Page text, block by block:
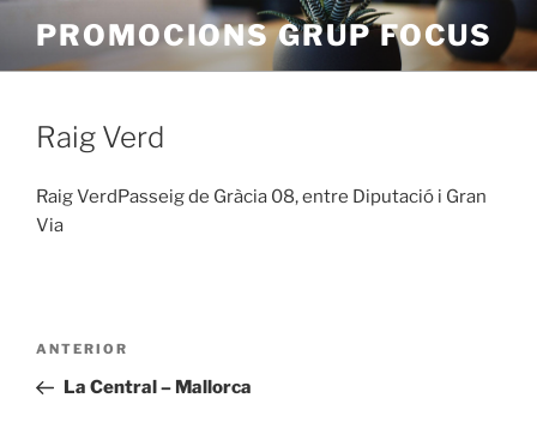
contingut
PROMOCIONS GRUP FOCUS
Raig Verd
Raig VerdPasseig de Gràcia 08, entre Diputació i Gran
Via
Navegació
Entrada
anterior
ANTERIOR
La Central – Mallorca